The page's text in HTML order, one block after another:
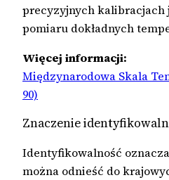
precyzyjnych kalibracjach
pomiaru dokładnych
Więcej informacji:
Międzynarodowa Skala
90)
Znaczenie
Identyfikowalność
można odnieść do